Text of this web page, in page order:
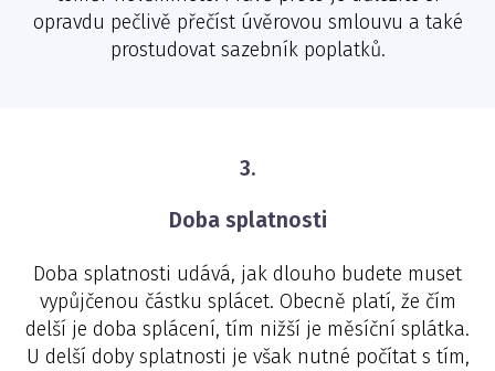
opravdu pečlivě přečíst úvěrovou smlouvu a také
prostudovat sazebník poplatků.
3.
Doba splatnosti
Doba splatnosti udává, jak dlouho budete muset
vypůjčenou částku splácet. Obecně platí, že čím
delší je doba splácení, tím nižší je měsíční splátka.
U delší doby splatnosti je však nutné počítat s tím,